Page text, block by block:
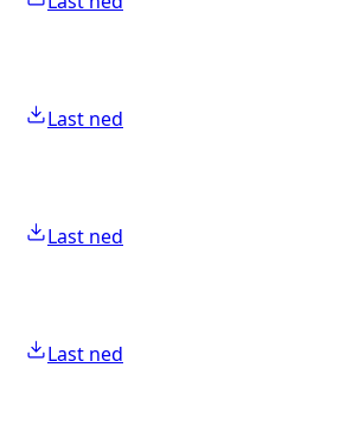
Last ned
Last ned
Last ned